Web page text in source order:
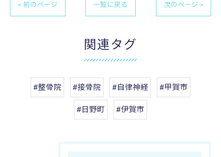
< 前のページ 一覧に戻る 次のページ >
関連タグ
#整骨院 #接骨院 #自律神経 #甲賀市
#日野町 #伊賀市